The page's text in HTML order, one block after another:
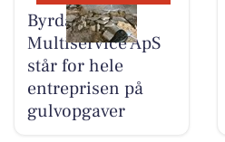
Byrdal
Multiservice ApS
står for hele
entreprisen på
gulvopgaver